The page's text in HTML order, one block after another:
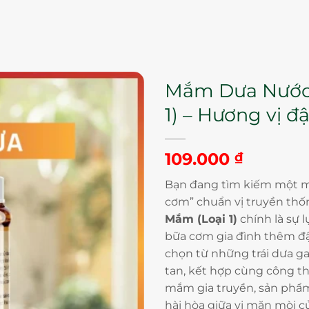
Mắm Dưa
1) – Hương vị
109.000 ₫
Bạn đang tìm kiếm một
cơm” chuẩn vị truyền
Mắm (Loại 1) chính là sự
bữa cơm gia đình thêm
chọn từ những trái dưa
tan, kết hợp cùng công
mắm gia truyền, sản
hài hòa giữa vị mặn mòi